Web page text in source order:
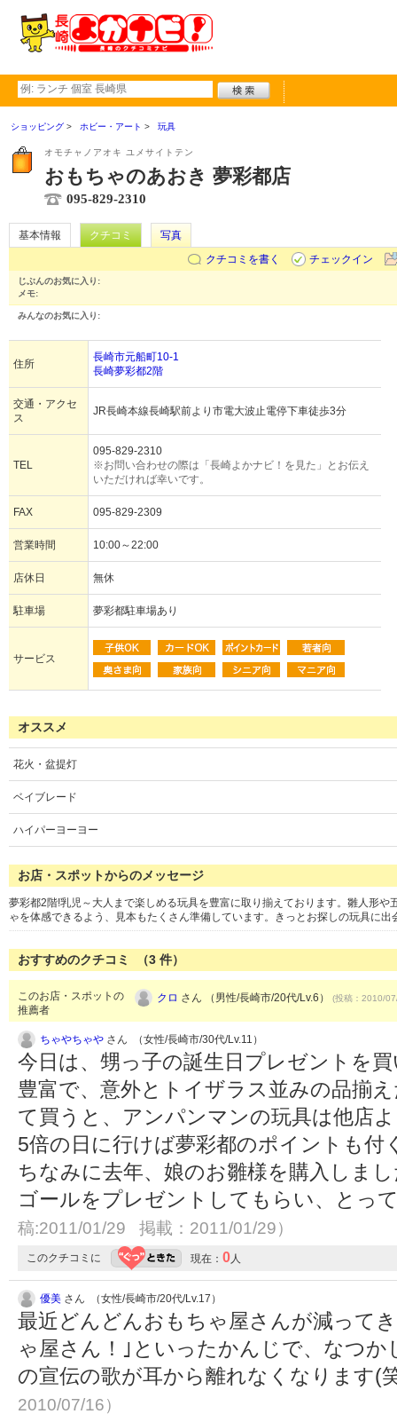
ショッピング ホビー・アート 玩具
オモチャノアオキ ユメサイトテン
おもちゃのあおき 夢彩都店
095-829-2310
基本情報 クチコミ
写真
クチコミを書く
チェックイン
じぶんのお気に入り:
メモ:
みんなのお気に入り:
住所
長崎市元船町10-1
長崎夢彩都2階
交通・アクセ
ス
JR長崎本線長崎駅前より市電大波止電停下車徒歩3分
TEL
095-829-2310
※お問い合わせの際は「長崎よかナビ！を見た」とお伝え
いただければ幸いです。
FAX 095-829-2309
営業時間 10:00～22:00
店休日 無休
駐車場 夢彩都駐車場あり
サービス
オススメ
花火・盆提灯
ベイブレード
ハイパーヨーヨー
お店・スポットからのメッセージ
夢彩都2階!乳児～大人まで楽しめる玩具を豊富に取り揃えております。雛人形
ゃを体感できるよう、見本もたくさん準備しています。きっとお探しの玩具に
おすすめのクチコミ （3 件）
このお店・スポットの
推薦者
クロ さん （男性/長崎市/20代/Lv.6） (投稿：2010/
ちゃやちゃや さん （女性/長崎市/30代/Lv.11）
今日は、甥っ子の誕生日プレゼントを
豊富で、意外とトイザラス並みの品揃
て買うと、アンパンマンの玩具は他店
5倍の日に行けば夢彩都のポイントも
ちなみに去年、娘のお雛様を購入しま
ゴールをプレゼントしてもらい、とっ
稿:2011/01/29 掲載：2011/01/29）
このクチコミに 現在： 0人
優美 さん （女性/長崎市/20代/Lv.17）
最近どんどんおもちゃ屋さんが減って
ゃ屋さん！｣といったかんじで、なつ
の宣伝の歌が耳から離れなくなります(
2010/07/16）